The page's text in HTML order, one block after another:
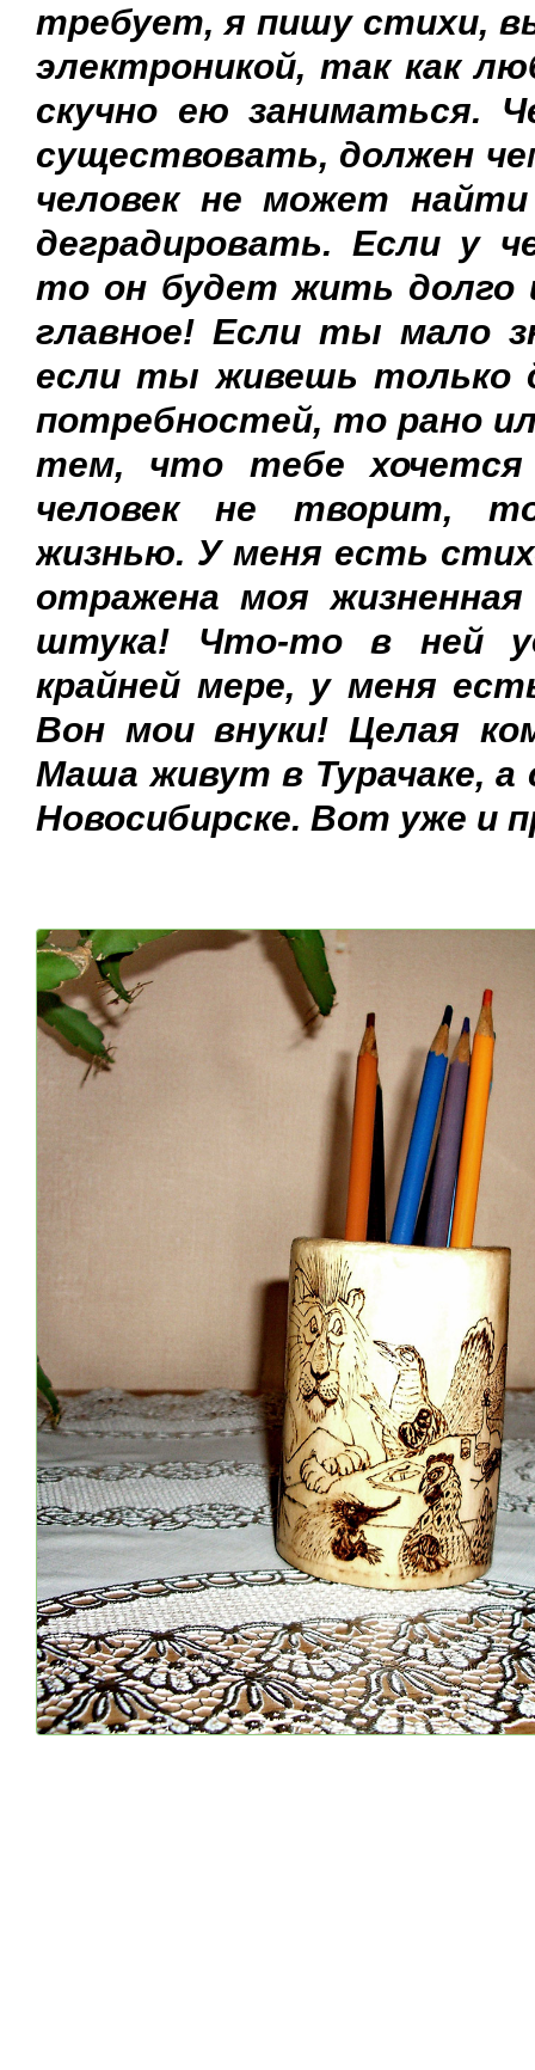
требует, я пишу стихи,
электроникой, так как
скучно ею заниматься.
существовать, должен
человек не может
деградировать. Если у
то он будет жить долго
главное! Если ты мало
если ты живешь только
потребностей, то рано
тем, что тебе
человек не творит,
жизнью. У меня есть
отражена моя
штука! Что-то в ней
крайней мере, у меня
Вон мои внуки! Целая
Маша живут в Турачаке,
Новосибирске. Вот уже и